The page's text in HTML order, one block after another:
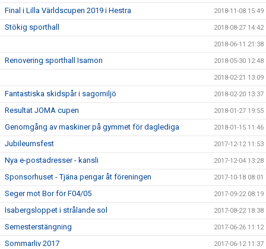
Final i Lilla Världscupen 2019 i Hestra 2018-11-08 15:49
Stökig sporthall 2018-08-27 14:42
2018-06-11 21:38
Renovering sporthall Isamon 2018-05-30 12:48
2018-02-21 13:09
Fantastiska skidspår i sagomiljö 2018-02-20 13:37
Resultat JOMA cupen 2018-01-27 19:55
Genomgång av maskiner på gymmet för daglediga 2018-01-15 11:46
Jubileumsfest 2017-12-12 11:53
Nya e-postadresser - kansli 2017-12-04 13:28
Sponsorhuset - Tjäna pengar åt föreningen 2017-10-18 08:01
Seger mot Bor för F04/05 2017-09-22 08:19
Isabergsloppet i strålande sol 2017-08-22 18:38
Semesterstängning 2017-06-26 11:12
Sommarliv 2017 2017-06-12 11:37